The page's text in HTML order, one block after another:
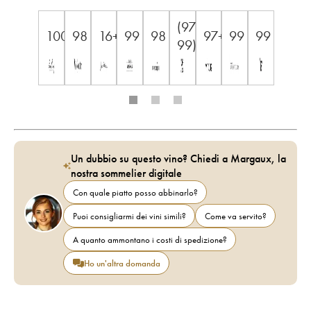
100 98 16+ 99 98
(97-
99) 97+ 99 99
Un dubbio su questo vino? Chiedi a Margaux, la
nostra sommelier digitale
Con quale piatto posso abbinarlo?
Puoi consigliarmi dei vini simili?
Come va servito?
A quanto ammontano i costi di spedizione?
Ho un'altra domanda